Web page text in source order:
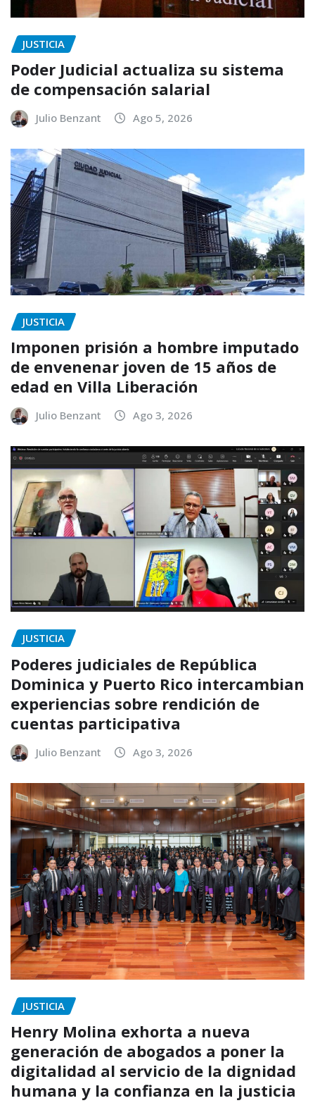
JUSTICIA
Poder Judicial actualiza su sistema
de compensación salarial
Julio Benzant Ago 5, 2026
JUSTICIA
Imponen prisión a hombre imputado
de envenenar joven de 15 años de
edad en Villa Liberación
Julio Benzant Ago 3, 2026
JUSTICIA
Poderes judiciales de República
Dominica y Puerto Rico intercambian
experiencias sobre rendición de
cuentas participativa
Julio Benzant Ago 3, 2026
JUSTICIA
Henry Molina exhorta a nueva
generación de abogados a poner la
digitalidad al servicio de la dignidad
humana y la confianza en la justicia